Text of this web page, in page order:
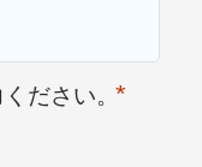
ださい。 *